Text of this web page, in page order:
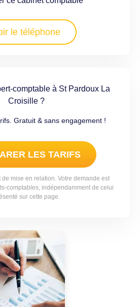
le téléphone
comptable à St Pardoux La
Croisille ?
Gratuit & sans engagement !
LES TARIFS
mise en relation. Votre demande est
comptables, indépendamment de celui
sur cette page.